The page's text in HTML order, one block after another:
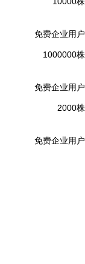
免费企业用户
1000000株
免费企业用户
2000株
免费企业用户